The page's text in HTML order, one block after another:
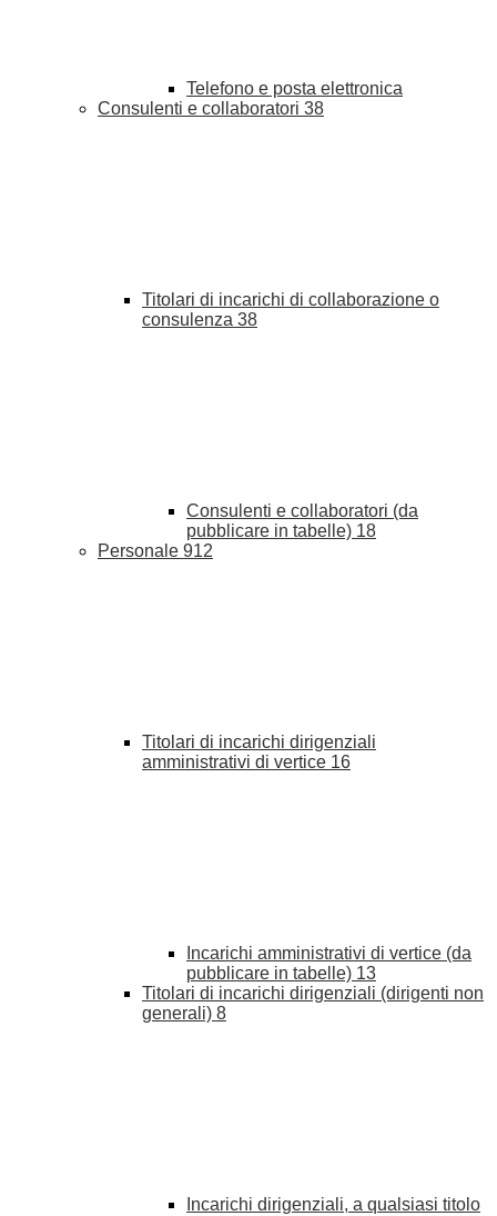
Telefono e posta elettronica
Consulenti e collaboratori 38
Titolari di incarichi di collaborazione o
consulenza 38
Consulenti e collaboratori (da
pubblicare in tabelle) 18
Personale 912
Titolari di incarichi dirigenziali
amministrativi di vertice 16
Incarichi amministrativi di vertice (da
pubblicare in tabelle) 13
Titolari di incarichi dirigenziali (dirigenti non
generali) 8
Incarichi dirigenziali, a qualsiasi titolo